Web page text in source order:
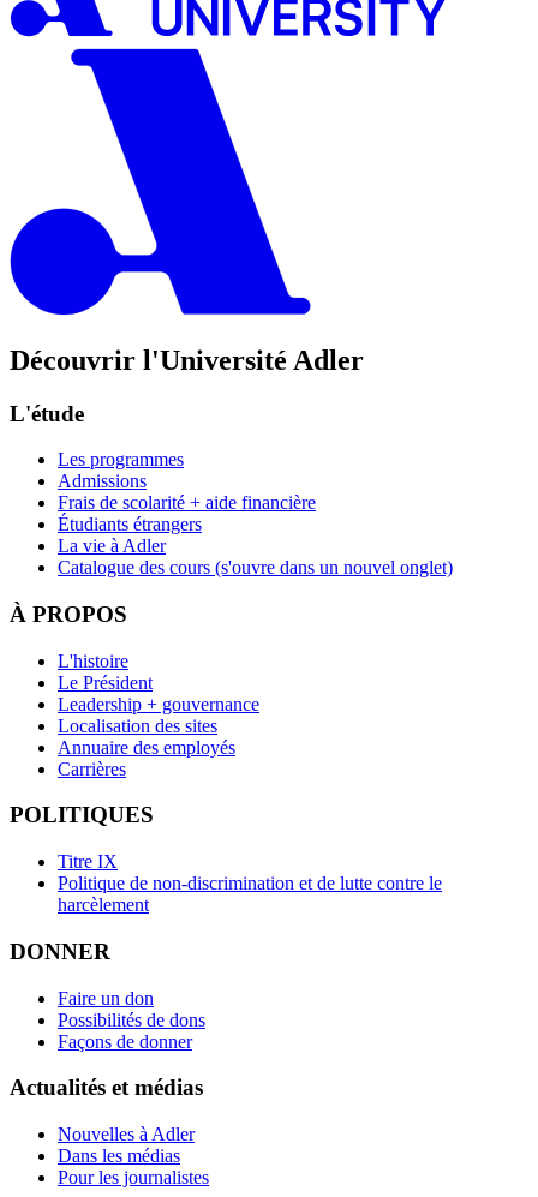
Découvrir l'Université Adler
L'étude
Les programmes
Admissions
Frais de scolarité + aide financière
Étudiants étrangers
La vie à Adler
Catalogue des cours (s'ouvre dans un nouvel onglet)
À PROPOS
L'histoire
Le Président
Leadership + gouvernance
Localisation des sites
Annuaire des employés
Carrières
POLITIQUES
Titre IX
Politique de non-discrimination et de lutte contre le
harcèlement
DONNER
Faire un don
Possibilités de dons
Façons de donner
Actualités et médias
Nouvelles à Adler
Dans les médias
Pour les journalistes